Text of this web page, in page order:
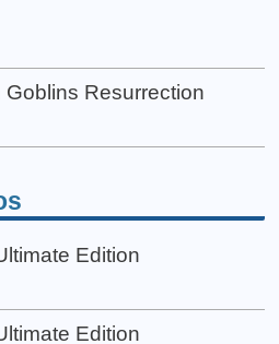
Resurrection
Edition
Edition